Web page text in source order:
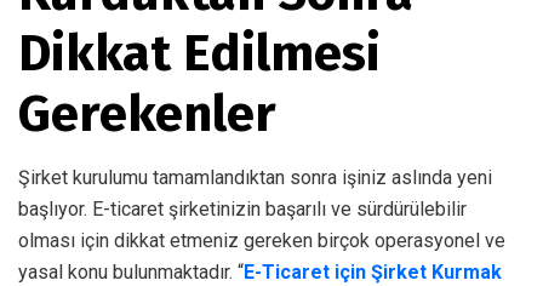
Dikkat Edilmesi
Gerekenler
Şirket kurulumu tamamlandıktan sonra işiniz aslında yeni
başlıyor. E-ticaret şirketinizin başarılı ve sürdürülebilir
olması için dikkat etmeniz gereken birçok operasyonel ve
yasal konu bulunmaktadır. “E-Ticaret için Şirket Kurmak